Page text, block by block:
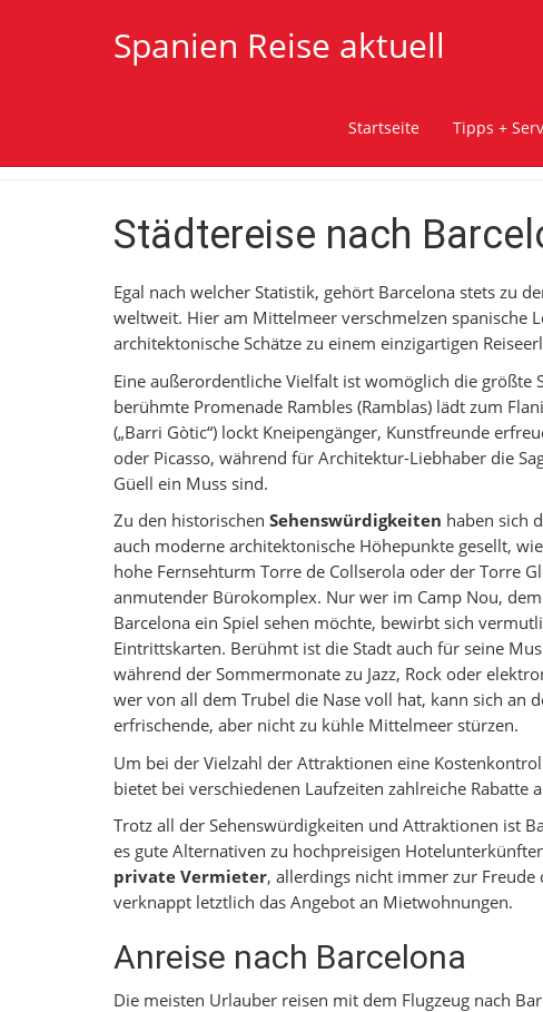
Spanien Reise aktuell
Startseite Tipps +
Städtereise nach
Egal nach welcher Statistik, gehört Barcelona stets zu
weltweit. Hier am Mittelmeer verschmelzen spanische
architektonische Schätze zu einem einzigartigen
Eine außerordentliche Vielfalt ist womöglich die größte
berühmte Promenade Rambles (Ramblas) lädt zum
(„Barri Gòtic“) lockt Kneipengänger, Kunstfreunde
oder Picasso, während für Architektur-Liebhaber die
Güell ein Muss sind.
Zu den historischen Sehenswürdigkeiten haben sich
auch moderne architektonische Höhepunkte gesellt,
hohe Fernsehturm Torre de Collserola oder der Torre
anmutender Bürokomplex. Nur wer im Camp Nou,
Barcelona ein Spiel sehen möchte, bewirbt sich
Eintrittskarten. Berühmt ist die Stadt auch für seine
während der Sommermonate zu Jazz, Rock oder
wer von all dem Trubel die Nase voll hat, kann sich an
erfrischende, aber nicht zu kühle Mittelmeer stürzen.
Um bei der Vielzahl der Attraktionen eine
bietet bei verschiedenen Laufzeiten zahlreiche
Trotz all der Sehenswürdigkeiten und Attraktionen ist
es gute Alternativen zu hochpreisigen
private Vermieter, allerdings nicht immer zur
verknappt letztlich das Angebot an Mietwohnungen.
Anreise nach Barcelona
Die meisten Urlauber reisen mit dem Flugzeug nach